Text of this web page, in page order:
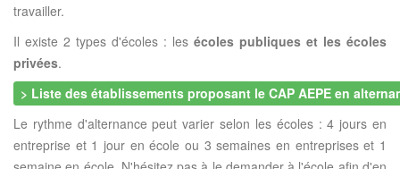
travailler.
Il existe 2 types d'écoles : les écoles publiques et les écoles
privées.
> Liste des établissements proposant le CAP AEPE en
Le rythme d'alternance peut varier selon les écoles : 4 jours en
entreprise et 1 jour en école ou 3 semaines en entreprises et 1